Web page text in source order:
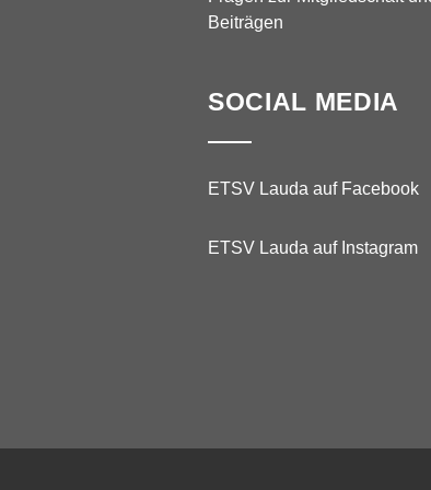
Beiträgen
SOCIAL MEDIA
ETSV Lauda auf Facebook
ETSV Lauda auf Instagram